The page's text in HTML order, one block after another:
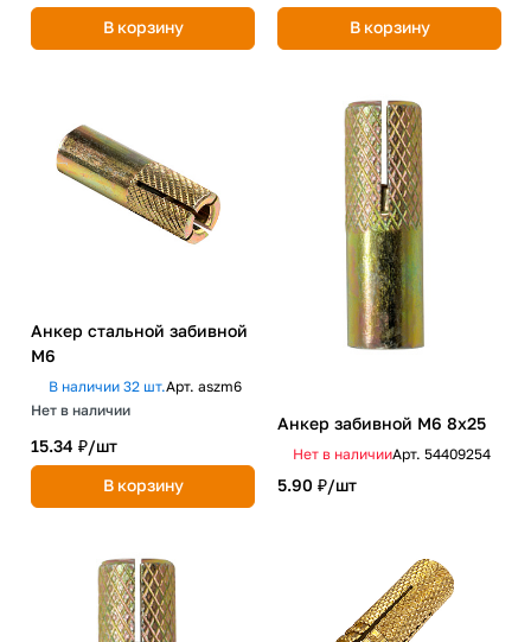
В корзину В корзину
Анкер стальной забивной
М6
В наличии 32 шт.Арт. aszm6
Нет в наличии
15.34 ₽/шт
В корзину
Анкер забивной М6 8х25
Нет в наличииАрт. 54409254
5.90 ₽/шт